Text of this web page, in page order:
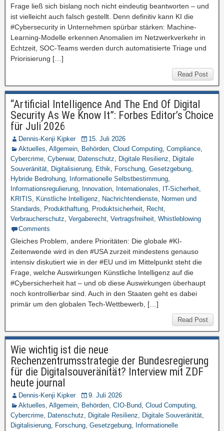
Frage ließ sich bislang noch nicht eindeutig beantworten – und
ist vielleicht auch falsch gestellt. Denn definitiv kann KI die
#Cybersecurity in Unternehmen spürbar stärken: Machine-
Learning-Modelle erkennen Anomalien im Netzwerkverkehr in
Echtzeit, SOC-Teams werden durch automatisierte Triage und
Priorisierung […]
Read Post
“Artificial Intelligence And The End Of Digital
Security As We Know It”: Forbes Editor’s Choice
für Juli 2026
Dennis-Kenji Kipker
15. Juli 2026
Aktuelles, Allgemein, Behörden, Cloud Computing, Compliance,
Cybercrime, Cyberwar, Datenschutz, Digitale Resilienz, Digitale
Souveränität, Digitalisierung, Ethik, Forschung, Gesetzgebung,
Hybride Bedrohung, Informationelle Selbstbestimmung,
Informationsregulierung, Innovation, Internationales, IT-Sicherheit,
KRITIS, Künstliche Intelligenz, Nachrichtendienste, Normen und
Standards, Produkthaftung, Produktsicherheit, Recht,
Verbraucherschutz, Vergaberecht, Vertragsfreiheit, Whistleblowing
Comments
Gleiches Problem, andere Prioritäten: Die globale #KI-
Zeitenwende wird in den #USA zurzeit mindestens genauso
intensiv diskutiert wie in der #EU und im Mittelpunkt steht die
Frage, welche Auswirkungen Künstliche Intelligenz auf die
#Cybersicherheit hat – und ob diese Auswirkungen überhaupt
noch kontrollierbar sind. Auch in den Staaten geht es dabei
primär um den globalen Tech-Wettbewerb, […]
Read Post
Wie wichtig ist die neue
Rechenzentrumsstrategie der Bundesregierung
für die Digitalsouveränität? Interview mit ZDF
heute journal
Dennis-Kenji Kipker
9. Juli 2026
Aktuelles, Allgemein, Behörden, CIO-Bund, Cloud Computing,
Cybercrime, Datenschutz, Digitale Resilienz, Digitale Souveränität,
Digitalisierung, Forschung, Gesetzgebung, Informationelle